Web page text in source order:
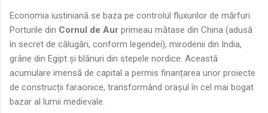
Economia iustiniană se baza pe controlul fluxurilor de mărfuri.
Porturile din Cornul de Aur primeau mătase din China (adusă
în secret de călugări, conform legendei), mirodenii din India,
grâne din Egipt și blănuri din stepele nordice. Această
acumulare imensă de capital a permis finanțarea unor proiecte
de construcții faraonice, transformând orașul în cel mai bogat
bazar al lumii medievale.